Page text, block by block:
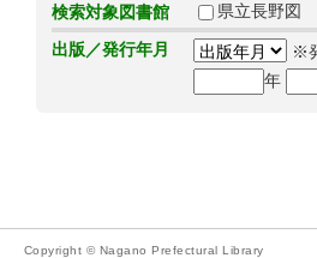
検索対象図書館 県立長野図
出版／発行年月
※
年
Copyright © Nagano Prefectural Library